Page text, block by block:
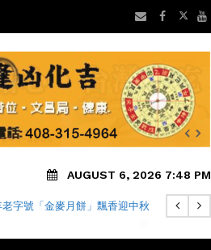
AUGUST 6, 2026 7:48 PM
早安】8/6 灣區老中地方新聞摘